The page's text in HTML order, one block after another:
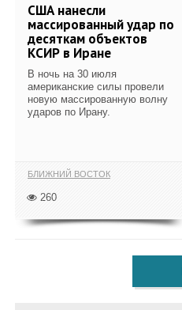
США нанесли
массированный удар по
десяткам объектов
КСИР в Иране
В ночь на 30 июля
американские силы провели
новую массированную волну
ударов по Ирану.
БЛИЖНИЙ ВОСТОК
260